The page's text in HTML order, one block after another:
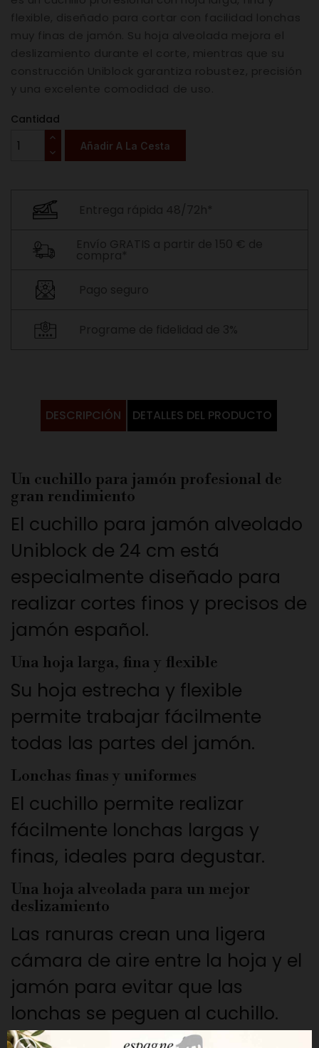
Cantidad
Añadir A La Cesta
DESCRIPCIÓN DETALLES DEL PRODUCTO
Un cuchillo para jamón profesional de
gran rendimiento
El cuchillo para jamón alveolado
Uniblock de 24 cm está
especialmente diseñado para
realizar cortes finos y precisos de
jamón español.
Una hoja larga, fina y flexible
Su hoja estrecha y flexible
permite trabajar fácilmente
todas las partes del jamón.
Lonchas finas y uniformes
El cuchillo permite realizar
fácilmente lonchas largas y
finas, ideales para degustar.
Una hoja alveolada para un mejor
deslizamiento
Las ranuras crean una ligera
cámara de aire entre la hoja y el
jamón para evitar que las
lonchas se peguen al cuchillo.